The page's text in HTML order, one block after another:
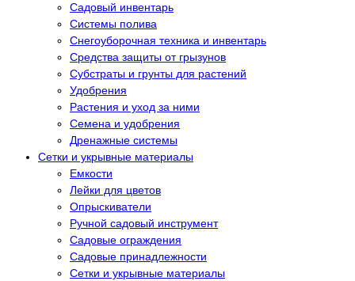
Садовый инвентарь
Системы полива
Снегоуборочная техника и инвентарь
Средства защиты от грызунов
Субстраты и грунты для растений
Удобрения
Растения и уход за ними
Семена и удобрения
Дренажные системы
Сетки и укрывные материалы
Емкости
Лейки для цветов
Опрыскиватели
Ручной садовый инструмент
Садовые ограждения
Садовые принадлежности
Сетки и укрывные материалы